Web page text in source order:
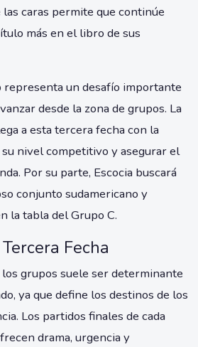
caras permite que continúe
más en el libro de sus
representa un desafío importante
desde la zona de grupos. La
a esta tercera fecha con la
nivel competitivo y asegurar el
Por su parte, Escocia buscará
conjunto sudamericano y
la tabla del Grupo C.
Fecha
grupos suele ser determinante
ya que define los destinos de los
Los partidos finales de cada
drama, urgencia y